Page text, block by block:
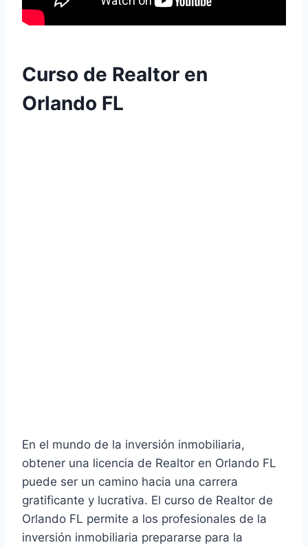
Curso de Realtor en
Orlando FL
En el mundo de la inversión inmobiliaria,
obtener una licencia de Realtor en Orlando FL
puede ser un camino hacia una carrera
gratificante y lucrativa. El curso de Realtor de
Orlando FL permite a los profesionales de la
inversión inmobiliaria prepararse para la